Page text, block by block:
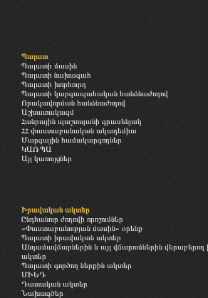
Պալատ
Պալատի մասին
Պալատի նախագահ
Պալատի խորհուրդ
Պալատի կարգապահական հանձնաժողով
Որակավորման հանձնաժողով
Աշխատակազմ
Հանրային պաշտպանի գրասենյակ
ՀՀ փաստաբանական ակադեմիա
Մարզային համակարգողներ
ԿԱՌՊԱ
Այլ կառույցներ
Իրավական ակտեր
Ընդհանուր ժողովի որոշումներ
«Փաստաբանության մասին» օրենք
Պալատի իրավական ակտեր
Անդամավճարներին և այլ վճարումներին
ակտեր
Պալատի գործող ներքին ակտեր
ՄԻԵԴ
Դատական ակտեր
Նախագծեր